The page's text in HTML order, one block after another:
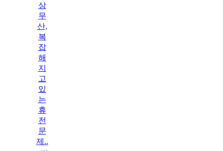
상
무
산,
복
잡
해
지
고
있
는
휴
전
문
제..